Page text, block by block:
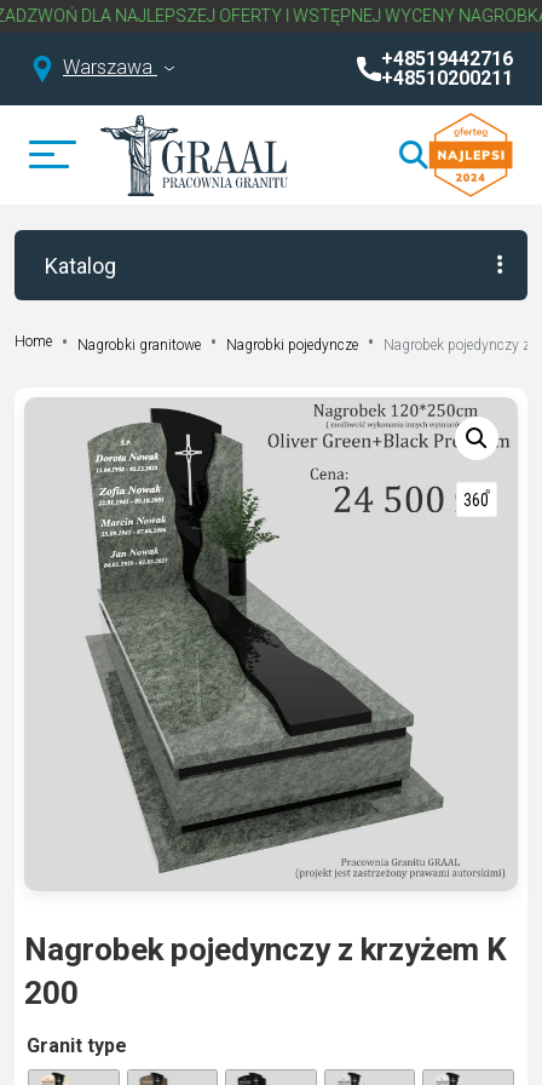
OFERTY I WSTĘPNEJ WYCENY NAGROBKA. NAPISZ
Warszawa
+48519442716
+48510200211
Katalog
Home Nagrobki granitowe Nagrobki pojedyncze Nagrobek pojedynczy z
Nagrobek pojedynczy z krzyżem K
200
Granit type
A
lt